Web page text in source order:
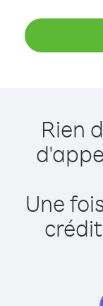
Rien
Une